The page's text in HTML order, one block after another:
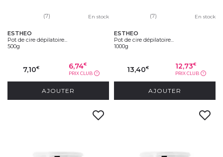
(7) En stock
ESTHEO
Pot de cire dépilatoire...
500g
7,10€ 6,74€
PRIX CLUB ?
AJOUTER
(7) En stock
ESTHEO
Pot de cire dépilatoire...
1000g
13,40€ 12,73€
PRIX CLUB ?
AJOUTER